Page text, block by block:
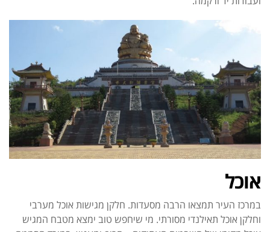
אוכל
במרכז העיר תמצאו הרבה מסעדות. חלקן מגישות אוכל מערבי
וחלקן אוכל תאילנדי מסורתי. מי שיחפש טוב ימצא מטבח המגיש